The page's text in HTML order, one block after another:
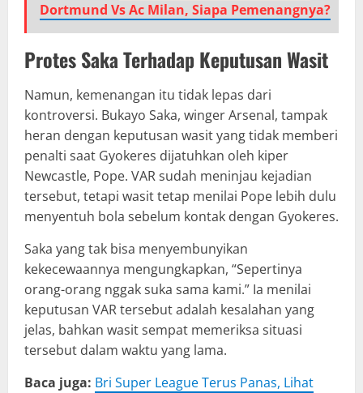
Dortmund Vs Ac Milan, Siapa Pemenangnya?
Protes Saka Terhadap Keputusan Wasit
Namun, kemenangan itu tidak lepas dari
kontroversi. Bukayo Saka, winger Arsenal, tampak
heran dengan keputusan wasit yang tidak memberi
penalti saat Gyokeres dijatuhkan oleh kiper
Newcastle, Pope. VAR sudah meninjau kejadian
tersebut, tetapi wasit tetap menilai Pope lebih dulu
menyentuh bola sebelum kontak dengan Gyokeres.
Saka yang tak bisa menyembunyikan
kekecewaannya mengungkapkan, “Sepertinya
orang-orang nggak suka sama kami.” Ia menilai
keputusan VAR tersebut adalah kesalahan yang
jelas, bahkan wasit sempat memeriksa situasi
tersebut dalam waktu yang lama.
Baca juga: Bri Super League Terus Panas, Lihat